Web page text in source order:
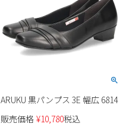
ARUKU 黒パンプス 3E 幅広 6814
販売価格 ¥10,780税込